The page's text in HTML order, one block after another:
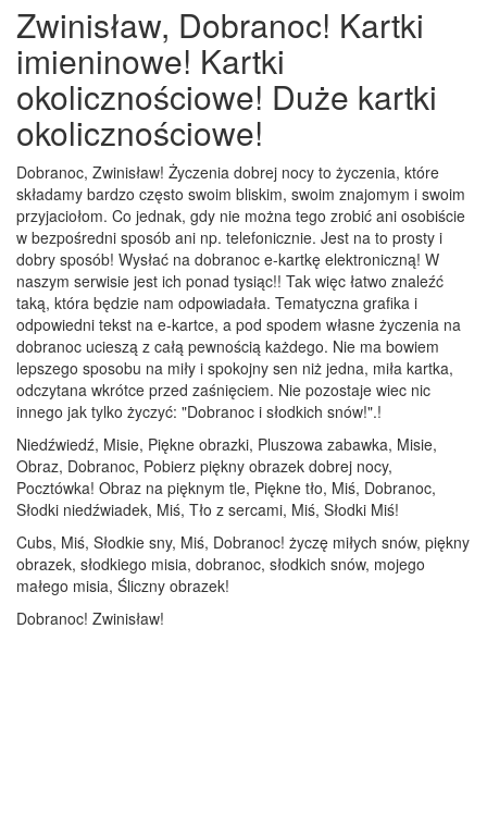
Zwinisław, Dobranoc! Kartki
imieninowe! Kartki
okolicznościowe! Duże kartki
okolicznościowe!
Dobranoc, Zwinisław! Życzenia dobrej nocy to życzenia, które
składamy bardzo często swoim bliskim, swoim znajomym i swoim
przyjaciołom. Co jednak, gdy nie można tego zrobić ani osobiście
w bezpośredni sposób ani np. telefonicznie. Jest na to prosty i
dobry sposób! Wysłać na dobranoc e-kartkę elektroniczną! W
naszym serwisie jest ich ponad tysiąc!! Tak więc łatwo znaleźć
taką, która będzie nam odpowiadała. Tematyczna grafika i
odpowiedni tekst na e-kartce, a pod spodem własne życzenia na
dobranoc ucieszą z całą pewnością każdego. Nie ma bowiem
lepszego sposobu na miły i spokojny sen niż jedna, miła kartka,
odczytana wkrótce przed zaśnięciem. Nie pozostaje wiec nic
innego jak tylko życzyć: "Dobranoc i słodkich snów!".!
Niedźwiedź, Misie, Piękne obrazki, Pluszowa zabawka, Misie,
Obraz, Dobranoc, Pobierz piękny obrazek dobrej nocy,
Pocztówka! Obraz na pięknym tle, Piękne tło, Miś, Dobranoc,
Słodki niedźwiadek, Miś, Tło z sercami, Miś, Słodki Miś!
Cubs, Miś, Słodkie sny, Miś, Dobranoc! życzę miłych snów, piękny
obrazek, słodkiego misia, dobranoc, słodkich snów, mojego
małego misia, Śliczny obrazek!
Dobranoc! Zwinisław!